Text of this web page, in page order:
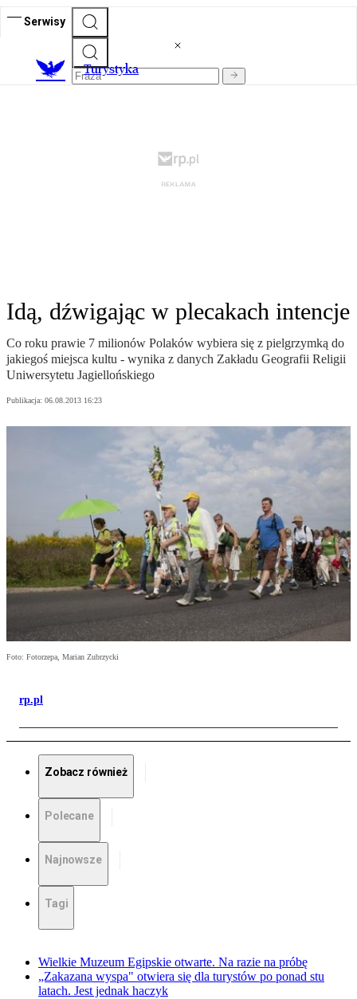
Serwisy
Turystyka
Idą, dźwigając w plecakach intencje
Co roku prawie 7 milionów Polaków wybiera się z pielgrzymką do
jakiegoś miejsca kultu - wynika z danych Zakładu Geografii Religii
Uniwersytetu Jagiellońskiego
Publikacja: 06.08.2013 16:23
Foto: Fotorzepa, Marian Zubrzycki
rp.pl
Zobacz również
Polecane
Najnowsze
Tagi
Wielkie Muzeum Egipskie otwarte. Na razie na próbę
„Zakazana wyspa" otwiera się dla turystów po ponad stu
latach. Jest jednak haczyk